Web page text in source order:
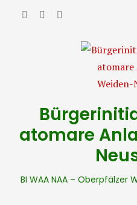
atomare
BI WAA NAA – Oberpfälzer